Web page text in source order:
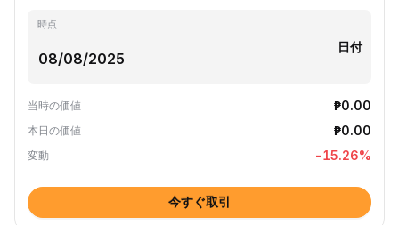
時点
日付
当時の価値 ₱0.00
本日の価値 ₱0.00
変動 -15.26%
今すぐ取引